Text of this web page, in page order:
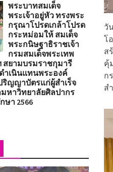
วั
โ
ส
คุ้
ก
ส
พระบาทสมเด็จ
พระเจ้าอยู่หัว ทรงพระ
กรุณาโปรดเกล้าโปรด
กระหม่อมให้ สมเด็จ
พระกนิษฐาธิราชเจ้า
กรมสมเด็จพระเทพ
สยามบรมราชกุมารี
ำเนินแทนพระองค์
ญญาบัตรแก่ผู้สำเร็จ
หาวิทยาลัยศิลปากร
ษา 2566